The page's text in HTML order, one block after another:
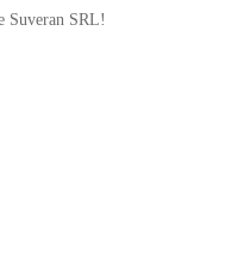
Suveran SRL!